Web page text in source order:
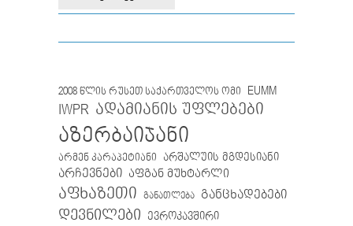
2008 წლის რუსეთ საქართველოს ომი EUMM
IWPR ადამიანის უფლებები
აზერბაიჯანი
არმენ კარაპეტიანი არშალუის მგდესიანი
არჩევნები აფგან მუხტარლი
აფხაზეთი განათლება განცხადებები
დევნილები
ევროკავშირი